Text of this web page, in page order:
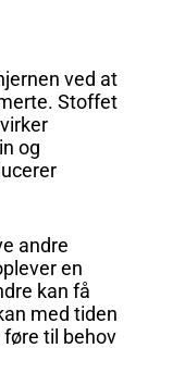
ved at
Stoffet
og
andre
en
kan få
med tiden
til behov